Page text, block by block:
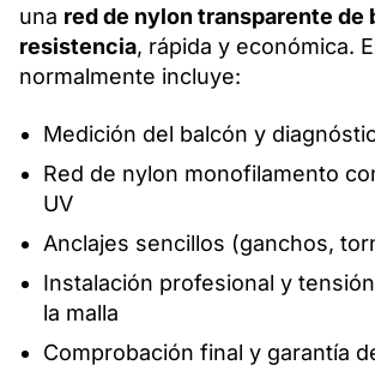
una red de nylon transparente de
resistencia, rápida y económica.
normalmente incluye:
Medición del balcón y
Red de nylon monofilamento
UV
Anclajes sencillos (ganchos,
Instalación profesional y
la malla
Comprobación final y garantía